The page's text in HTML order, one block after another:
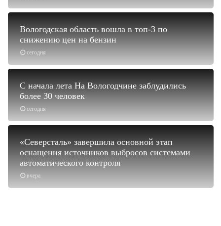
сегодня
Вологодская область вошла в топ-3 по
снижению цен на бензин
сегодня
С начала лета На Вологодчине заблудились
более 30 человек
вчера
«Северсталь» завершила основной этап
оснащения источников выбросов системами
автоматического контроля